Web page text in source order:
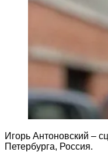
Игорь Антоновский –
Петербурга, Россия.